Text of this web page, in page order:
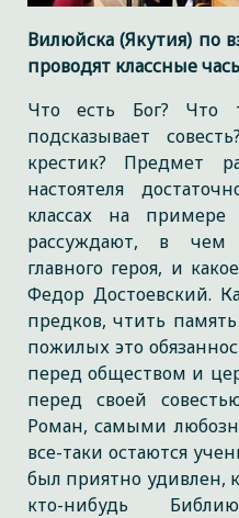
Вилюйска (Якутия) по
проводят классные
Что есть Бог? Что
подсказывает
крестик? Предмет
настоятеля
классах на примере
рассуждают, в чем
главного героя, и
Федор Достоевский.
предков, чтить
пожилых это
перед обществом и
перед своей
Роман, самыми
все-таки остаются
был приятно удивлен,
кто-нибудь